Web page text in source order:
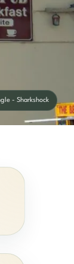
- Sharkshock